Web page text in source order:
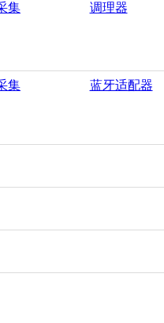
集 调理器
集 蓝牙适配器